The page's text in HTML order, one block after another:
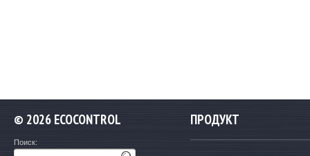
© 2026 ECOCONTROL
Поиск:
ПРОДУКТ